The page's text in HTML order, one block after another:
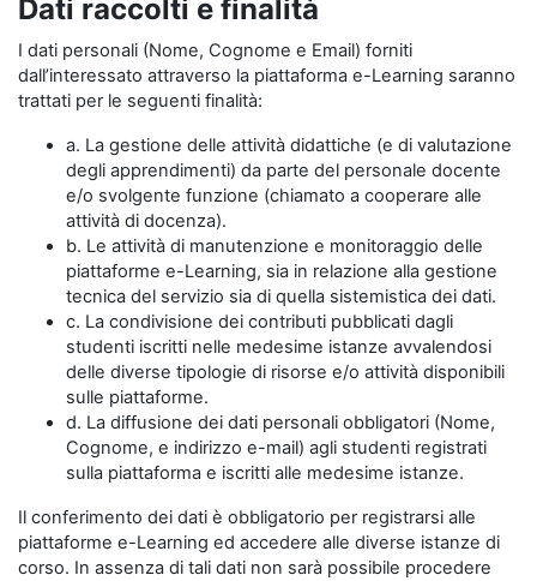
Dati raccolti e finalità
I dati personali (Nome, Cognome e Email) forniti
dall’interessato attraverso la piattaforma e-Learning saranno
trattati per le seguenti finalità:
a. La gestione delle attività didattiche (e di valutazione
degli apprendimenti) da parte del personale docente
e/o svolgente funzione (chiamato a cooperare alle
attività di docenza).
b. Le attività di manutenzione e monitoraggio delle
piattaforme e-Learning, sia in relazione alla gestione
tecnica del servizio sia di quella sistemistica dei dati.
c. La condivisione dei contributi pubblicati dagli
studenti iscritti nelle medesime istanze avvalendosi
delle diverse tipologie di risorse e/o attività disponibili
sulle piattaforme.
d. La diffusione dei dati personali obbligatori (Nome,
Cognome, e indirizzo e-mail) agli studenti registrati
sulla piattaforma e iscritti alle medesime istanze.
Il conferimento dei dati è obbligatorio per registrarsi alle
piattaforme e-Learning ed accedere alle diverse istanze di
corso. In assenza di tali dati non sarà possibile procedere